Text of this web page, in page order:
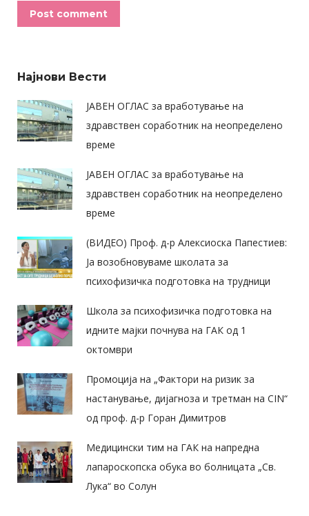
Post comment
Најнови Вести
ЈАВЕН ОГЛАС за вработување на
здравствен соработник на неопределено
време
ЈАВЕН ОГЛАС за вработување на
здравствен соработник на неопределено
време
(ВИДЕО) Проф. д-р Алексиоска Папестиев:
Ја возобновуваме школата за
психофизичка подготовка на трудници
Школа за психофизичка подготовка на
идните мајки почнува на ГАК од 1
октомври
Промоција на „Фактори на ризик за
настанување, дијагноза и третман на CIN“
од проф. д-р Горан Димитров
Медицински тим на ГАК на напредна
лапароскопска обука во болницата „Св.
Лука“ во Солун